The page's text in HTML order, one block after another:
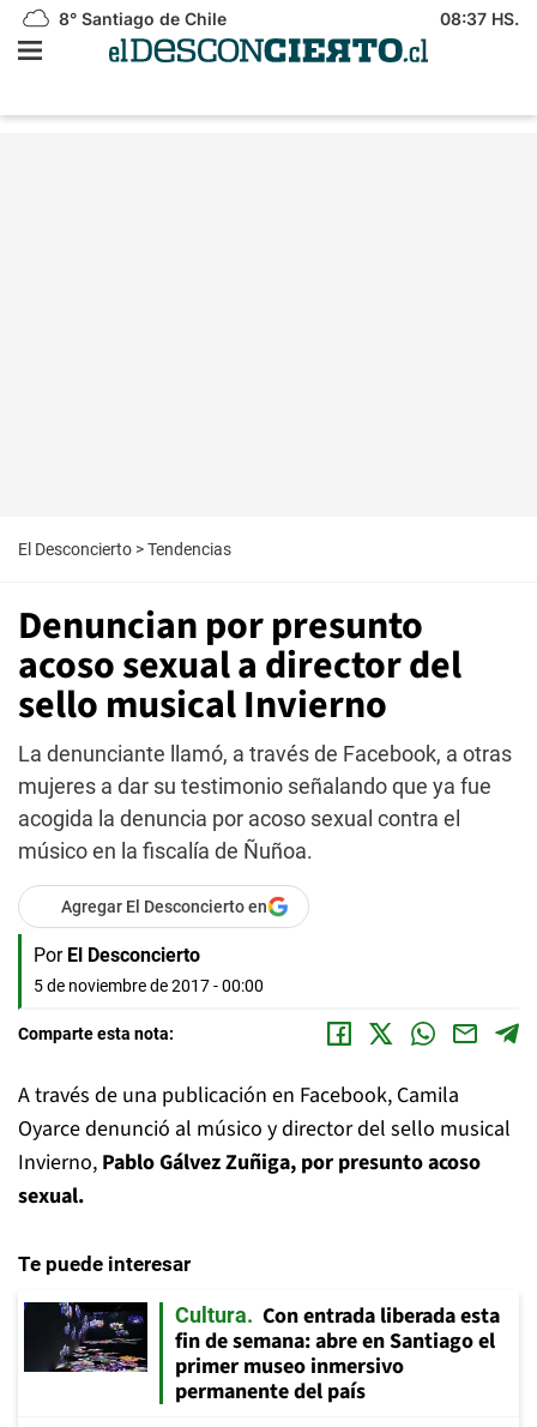
8° Santiago de Chile 08:37 HS.
El Desconcierto >Tendencias
Denuncian por presunto
acoso sexual a director del
sello musical Invierno
La denunciante llamó, a través de Facebook, a otras
mujeres a dar su testimonio señalando que ya fue
acogida la denuncia por acoso sexual contra el
músico en la fiscalía de Ñuñoa.
Agregar El Desconcierto en
Por El Desconcierto
5 de noviembre de 2017 - 00:00
Comparte esta nota:
A través de una publicación en Facebook, Camila
Oyarce denunció al músico y director del sello musical
Invierno, Pablo Gálvez Zuñiga, por presunto acoso
sexual.
Te puede interesar
Cultura
Con entrada liberada esta
fin de semana: abre en Santiago el
primer museo inmersivo
permanente del país